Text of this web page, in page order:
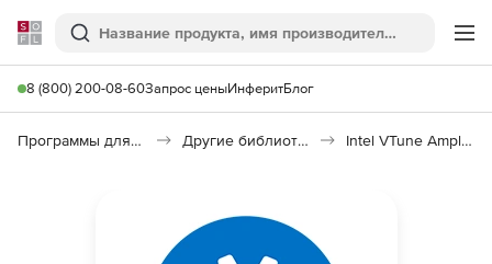
Softline
Поиск
8 (800) 200-08-60Запрос ценыИнферитБлог
Программы для программирования Другие библиотеки Intel VTune Amplifier XE